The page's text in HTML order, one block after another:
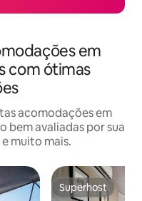
em
com ótimas
acomodações em
bem avaliadas por sua
muito mais.
Superhost
Superhost